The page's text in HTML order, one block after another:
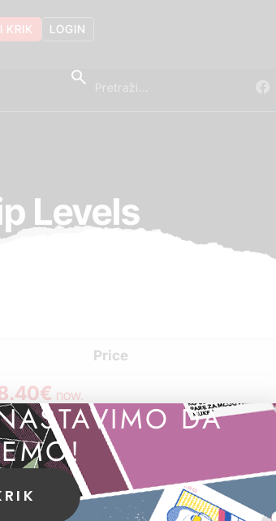
LOGIN
KRIK
Levels
Price
now.
DA